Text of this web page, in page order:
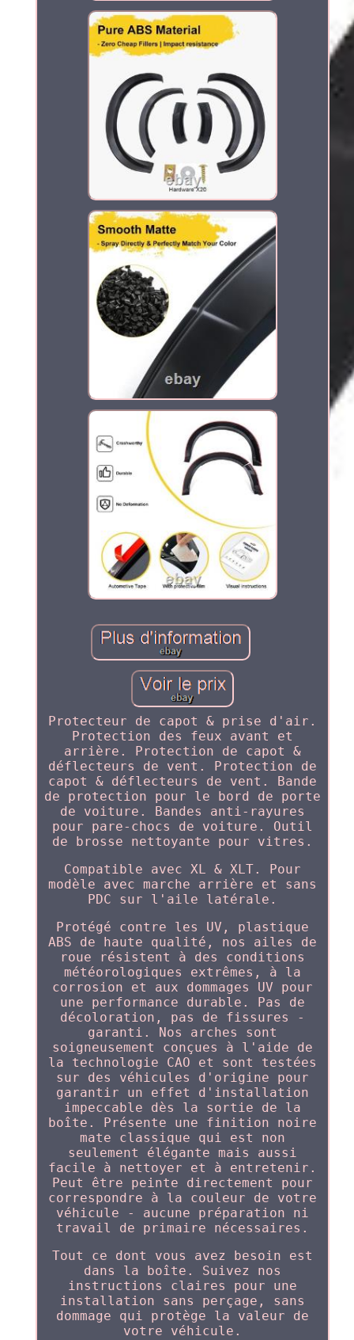
Protecteur de capot & prise d'air.
Protection des feux avant et
arrière. Protection de capot &
déflecteurs de vent. Protection de
capot & déflecteurs de vent. Bande
de protection pour le bord de porte
de voiture. Bandes anti-rayures
pour pare-chocs de voiture. Outil
de brosse nettoyante pour vitres.
Compatible avec XL & XLT. Pour
modèle avec marche arrière et sans
PDC sur l'aile latérale.
Protégé contre les UV, plastique
ABS de haute qualité, nos ailes de
roue résistent à des conditions
météorologiques extrêmes, à la
corrosion et aux dommages UV pour
une performance durable. Pas de
décoloration, pas de fissures -
garanti. Nos arches sont
soigneusement conçues à l'aide de
la technologie CAO et sont testées
sur des véhicules d'origine pour
garantir un effet d'installation
impeccable dès la sortie de la
boîte. Présente une finition noire
mate classique qui est non
seulement élégante mais aussi
facile à nettoyer et à entretenir.
Peut être peinte directement pour
correspondre à la couleur de votre
véhicule - aucune préparation ni
travail de primaire nécessaires.
Tout ce dont vous avez besoin est
dans la boîte. Suivez nos
instructions claires pour une
installation sans perçage, sans
dommage qui protège la valeur de
votre véhicule.